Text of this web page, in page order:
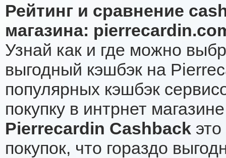
Рейтинг и сравнение
магазина:
Узнай как и где можно
выгодный кэшбэк на
популярных кэшбэк
покупку в интрнет
Pierrecardin Cashback
покупок, что гораздо